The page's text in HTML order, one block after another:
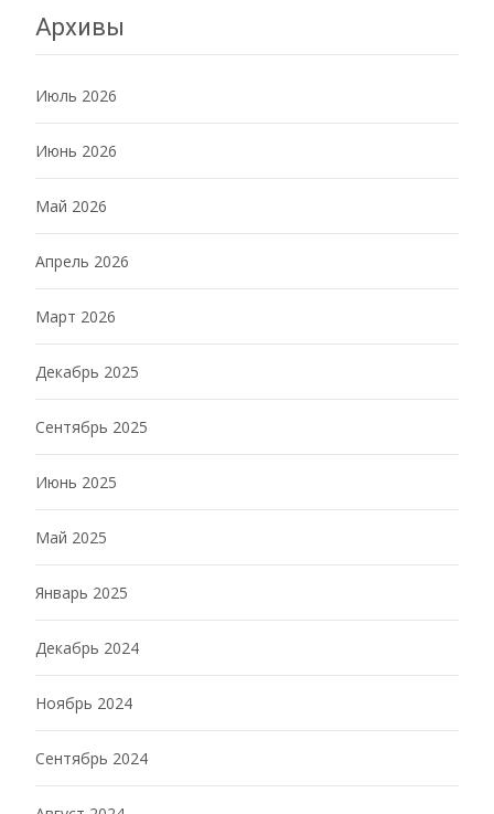
Архивы
Июль 2026
Июнь 2026
Май 2026
Апрель 2026
Март 2026
Декабрь 2025
Сентябрь 2025
Июнь 2025
Май 2025
Январь 2025
Декабрь 2024
Ноябрь 2024
Сентябрь 2024